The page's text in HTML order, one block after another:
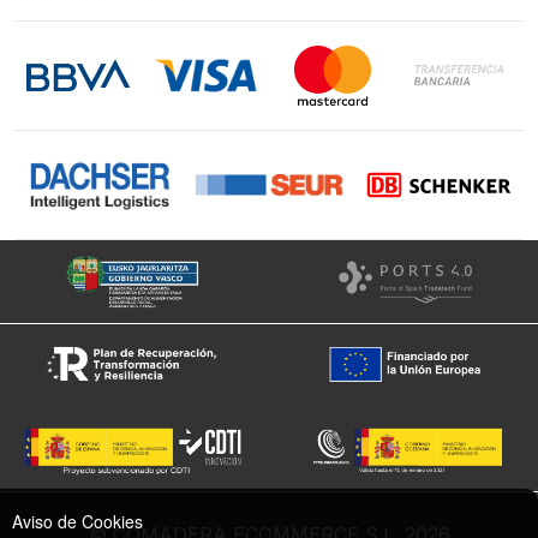
Contacto
Instagram
Facebook
Aviso de Cookies